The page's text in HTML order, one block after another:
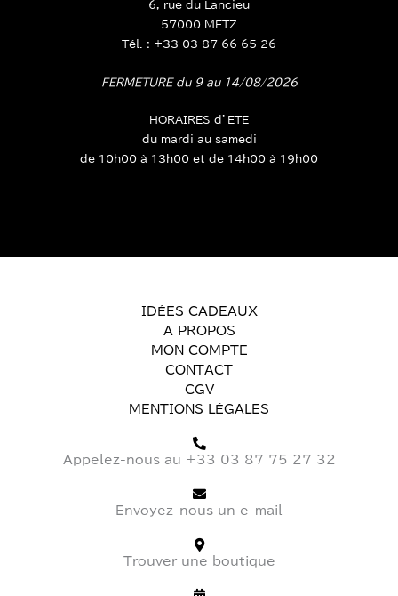
6, rue du Lancieu
57000 METZ
Tél. : +33 03 87 66 65 26
FERMETURE du 9 au 14/08/2026
HORAIRES d’ETE
du mardi au samedi
de 10h00 à 13h00 et de 14h00 à 19h00
IDÉES CADEAUX
A PROPOS
MON COMPTE
CONTACT
CGV
MENTIONS LÉGALES
Appelez-nous au +33 03 87 75 27 32
Envoyez-nous un e-mail
Trouver une boutique